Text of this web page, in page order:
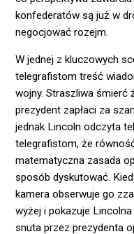
konfederatów są już w
negocjować rozejm.
W jednej z kluczowych
telegrafistom treść
wojny. Straszliwa śmierć
prezydent zapłaci za
jednak Lincoln odczyta
telegrafistom, że
matematyczna zasada
sposób dyskutować.
kamera obserwuje go
wyżej i pokazuje
snuta przez prezydenta